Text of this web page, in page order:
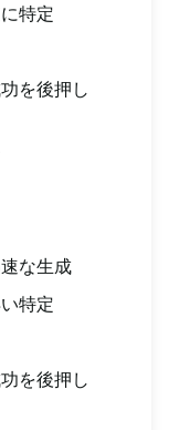
特定
を後押し
な生成
特定
を後押し